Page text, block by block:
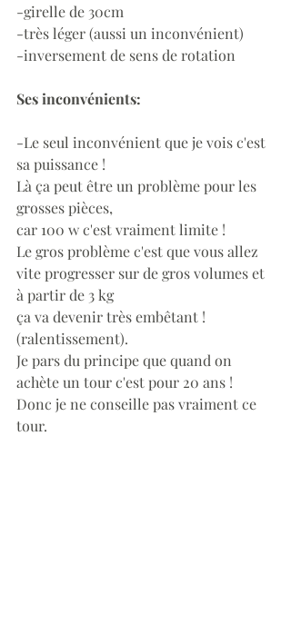
-girelle de 30cm
-très léger (aussi un inconvénient)
-inversement de sens de rotation
Ses inconvénients:
-Le seul inconvénient que je vois c'est
sa puissance !
Là ça peut être un problème pour les
grosses pièces,
car 100 w c'est vraiment limite !
Le gros problème c'est que vous allez
vite progresser sur de gros volumes et
à partir de 3 kg
ça va devenir très embêtant !
(ralentissement).
Je pars du principe que quand on
achète un tour c'est pour 20 ans !
Donc je ne conseille pas vraiment ce
tour.